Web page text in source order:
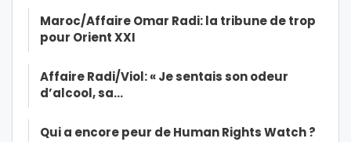
Maroc/Affaire Omar Radi: la tribune de trop
pour Orient XXI
Affaire Radi/Viol: « Je sentais son odeur
d’alcool, sa…
Qui a encore peur de Human Rights Watch ?